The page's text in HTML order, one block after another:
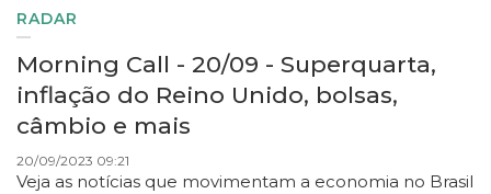
RADAR
Morning Call - 20/09 - Superquarta,
inflação do Reino Unido, bolsas,
câmbio e mais
20/09/2023 09:21
Veja as notícias que movimentam a economia no Brasil